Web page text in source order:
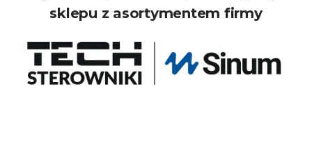
sklepu z asortymentem firmy